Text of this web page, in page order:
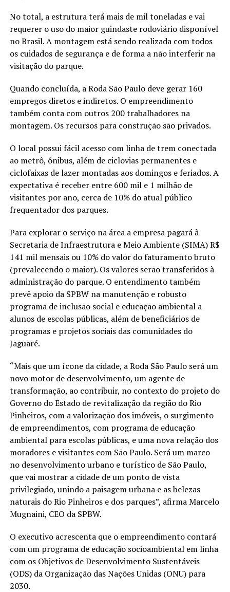
No total, a estrutura terá mais de mil toneladas e vai
requerer o uso do maior guindaste rodoviário disponível
no Brasil. A montagem está sendo realizada com todos
os cuidados de segurança e de forma a não interferir na
visitação do parque.
Quando concluída, a Roda São Paulo deve gerar 160
empregos diretos e indiretos. O empreendimento
também conta com outros 200 trabalhadores na
montagem. Os recursos para construção são privados.
O local possui fácil acesso com linha de trem conectada
ao metrô, ônibus, além de ciclovias permanentes e
ciclofaixas de lazer montadas aos domingos e feriados. A
expectativa é receber entre 600 mil e 1 milhão de
visitantes por ano, cerca de 10% do atual público
frequentador dos parques.
Para explorar o serviço na área a empresa pagará à
Secretaria de Infraestrutura e Meio Ambiente (SIMA) R$
141 mil mensais ou 10% do valor do faturamento bruto
(prevalecendo o maior). Os valores serão transferidos à
administração do parque. O entendimento também
prevê apoio da SPBW na manutenção e robusto
programa de inclusão social e educação ambiental a
alunos de escolas públicas, além de beneficiários de
programas e projetos sociais das comunidades do
Jaguaré.
“Mais que um ícone da cidade, a Roda São Paulo será um
novo motor de desenvolvimento, um agente de
transformação, ao contribuir, no contexto do projeto do
Governo do Estado de revitalização da região do Rio
Pinheiros, com a valorização dos imóveis, o surgimento
de empreendimentos, com programa de educação
ambiental para escolas públicas, e uma nova relação dos
moradores e visitantes com São Paulo. Será um marco
no desenvolvimento urbano e turístico de São Paulo,
que vai mostrar a cidade de um ponto de vista
privilegiado, unindo a paisagem urbana e as belezas
naturais do Rio Pinheiros e dos parques”, afirma Marcelo
Mugnaini, CEO da SPBW.
O executivo acrescenta que o empreendimento contará
com um programa de educação socioambiental em linha
com os Objetivos de Desenvolvimento Sustentáveis
(ODS) da Organização das Nações Unidas (ONU) para
2030.